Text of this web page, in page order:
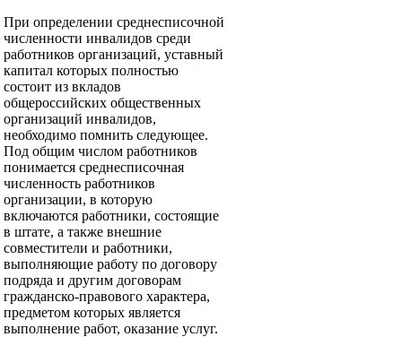
При определении среднесписочной
численности инвалидов среди
работников организаций, уставный
капитал которых полностью
состоит из вкладов
общероссийских общественных
организаций инвалидов,
необходимо помнить следующее.
Под общим числом работников
понимается среднесписочная
численность работников
организации, в которую
включаются работники, состоящие
в штате, а также внешние
совместители и работники,
выполняющие работу по договору
подряда и другим договорам
гражданско-правового характера,
предметом которых является
выполнение работ, оказание услуг.